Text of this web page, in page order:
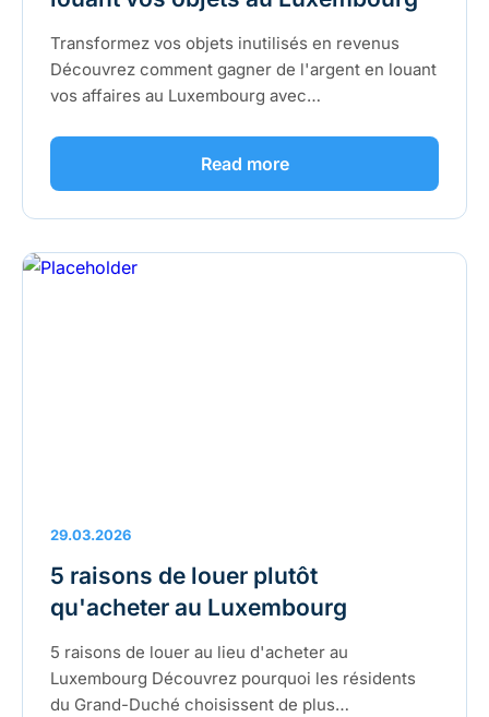
Transformez vos objets inutilisés en revenus
Découvrez comment gagner de l'argent en louant
vos affaires au Luxembourg avec…
Read more
29.03.2026
5 raisons de louer plutôt
qu'acheter au Luxembourg
5 raisons de louer au lieu d'acheter au
Luxembourg Découvrez pourquoi les résidents
du Grand-Duché choisissent de plus…